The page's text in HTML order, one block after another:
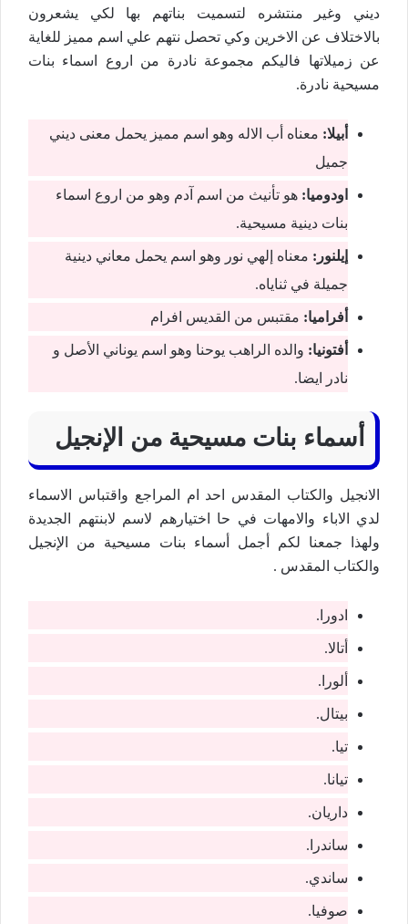
ديني وغير منتشره لتسميت بناتهم بها لكي يشعرون
بالاختلاف عن الاخرين وكي تحصل نتهم علي اسم مميز للغاية
عن زميلاتها فاليكم مجموعة نادرة من اروع اسماء بنات
مسیحیة نادرة.
أبیلا: معناه أب الاله وھو اسم ممیز يحمل معنى ديني
جمیل
اودومیا: ھو تأنیث من اسم آدم وهو من اروع اسماء
بنات دينية مسيحية.
إيلنور: معناه إلھي نور وھو اسم يحمل معاني دينیة
جمیلة في ثناياه.
أفرامیا: مقتبس من القديس افرام
أفتونیا: والده الراھب يوحنا وھو اسم يوناني الأصل و
نادر ايضا.
أسماء بنات مسيحية من الإنجيل
الانجيل والكتاب المقدس احد ام المراجع واقتباس الاسماء
لدي الاباء والامهات في حا اختيارهم لاسم لابنتهم الجديدة
ولهذا جمعنا لكم أجمل أسماء بنات مسيحية من الإنجيل
والكتاب المقدس .
ادورا.
أتالا.
ألورا.
بيتال.
تيا.
تيانا.
داريان.
ساندرا.
ساندي.
صوفيا.